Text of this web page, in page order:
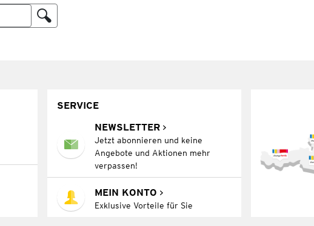
SERVICE
NEWSLETTER
Jetzt abonnieren und keine
Angebote und Aktionen mehr
verpassen!
MEIN KONTO
Exklusive Vorteile für Sie